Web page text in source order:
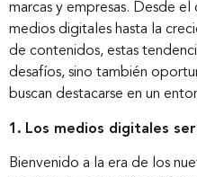
marcas y empresas. Desde
medios digitales hasta la
de contenidos, estas
desafíos, sino también
buscan destacarse en un
1. Los medios digitales
Bienvenido a la era de los